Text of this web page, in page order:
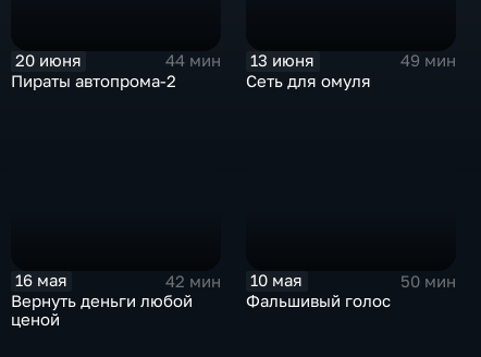
20 июня
44 мин
Пираты автопрома-2
13 июня
49 мин
Сеть для омуля
16 мая
42 мин
Вернуть деньги любой
ценой
10 мая
50 мин
Фальшивый голос